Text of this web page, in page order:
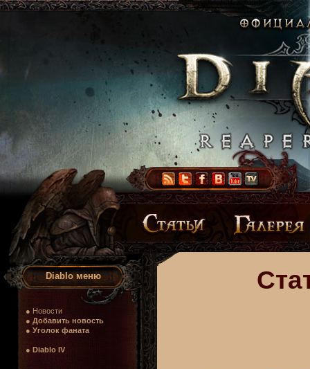
Diablo меню
● Новости
● Добавить новость
● Уголок фаната
● Diablo IV